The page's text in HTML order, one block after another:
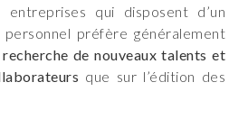
qui disposent d’un
préfère généralement
de nouveaux talents et
que sur l’édition des